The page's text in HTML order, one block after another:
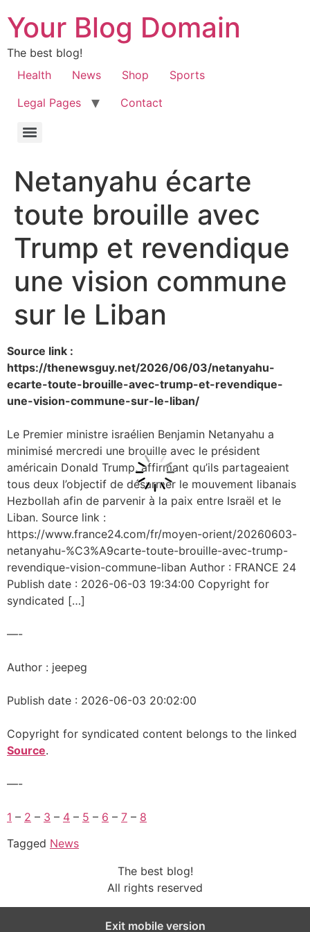
Your Blog Domain
The best blog!
Health
News Shop
Sports
Legal Pages
Contact
Netanyahu écarte
toute brouille avec
Trump et revendique
une vision commune
sur le Liban
Source link :
https://thenewsguy.net/2026/06/03/netanyahu-
ecarte-toute-brouille-avec-trump-et-revendique-
une-vision-commune-sur-le-liban/
Le Premier ministre israélien Benjamin Netanyahu a
minimisé mercredi une brouille avec le président
américain Donald Trump, affirmant qu’ils partageaient
tous deux l’objectif de désarmer le mouvement libanais
Hezbollah afin de parvenir à la paix entre Israël et le
Liban. Source link :
https://www.france24.com/fr/moyen-orient/20260603-
netanyahu-%C3%A9carte-toute-brouille-avec-trump-
revendique-vision-commune-liban Author : FRANCE 24
Publish date : 2026-06-03 19:34:00 Copyright for
syndicated […]
—-
Author : jeepeg
Publish date : 2026-06-03 20:02:00
Copyright for syndicated content belongs to the linked
Source.
—-
1 – 2 – 3 – 4 – 5 – 6 – 7 – 8
Tagged News
The best blog!
All rights reserved
Exit mobile version